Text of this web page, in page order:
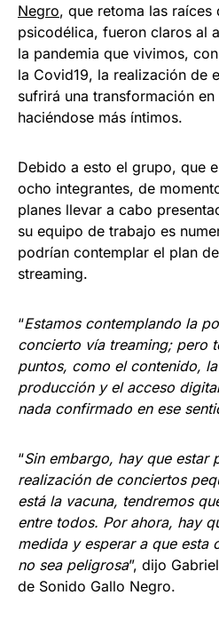
Negro, que retoma las
psicodélica, fueron claros al
la pandemia que vivimos,
la Covid19, la realización de
sufrirá una transformación
haciéndose más íntimos.
Debido a esto el grupo, que
ocho integrantes, de
planes llevar a cabo
su equipo de trabajo es
podrían contemplar el plan
streaming.
“Estamos contemplando la
concierto vía treaming; pero
puntos, como el contenido,
producción y el acceso
nada confirmado en ese
“Sin embargo, hay que estar
realización de conciertos
está la vacuna, tendremos
entre todos. Por ahora, hay
medida y esperar a que esta
no sea peligrosa”, dijo
de Sonido Gallo Negro.